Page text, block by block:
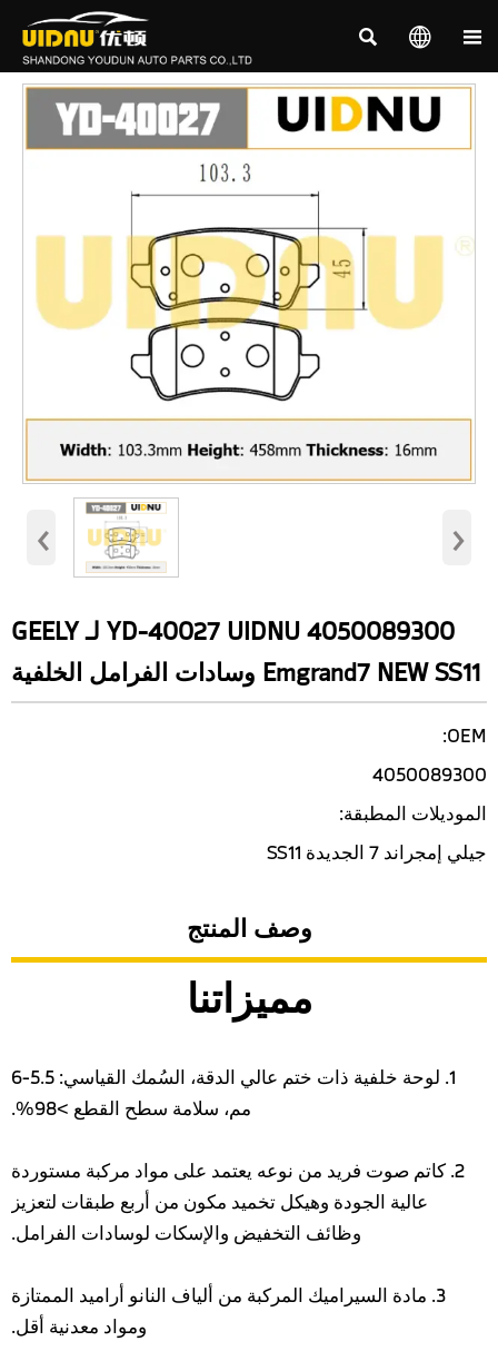
  
‹ ›
YD-40027 UIDNU 4050089300 لـ GEELY
Emgrand7 NEW SS11 وسادات الفرامل الخلفية
OEM:
4050089300
الموديلات المطبقة:
جيلي إمجراند 7 الجديدة SS11
وصف المنتج
مميزاتنا
1. لوحة خلفية ذات ختم عالي الدقة، السُمك القياسي: 5.5-6
مم، سلامة سطح القطع >98%.
2. كاتم صوت فريد من نوعه يعتمد على مواد مركبة مستوردة
عالية الجودة وهيكل تخميد مكون من أربع طبقات لتعزيز
وظائف التخفيض والإسكات لوسادات الفرامل.
3. مادة السيراميك المركبة من ألياف النانو أراميد الممتازة
ومواد معدنية أقل.